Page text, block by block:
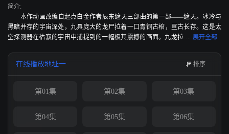
简介:
本作动画改编自起点白金作者辰东遮天三部曲的第一部——遮天。冰冷与
黑暗并存的宇宙深处，九具庞大的龙尸拉着一口青铜古棺，亘古长存。这是太
空探测器在枯寂的宇宙中捕捉到的一幅极其震撼的画面。九龙拉
陆离，神秘无尽。热血似火山沸腾，激情若瀚海汹涌，欲望如深渊无止境登天
路，踏歌行。
在线播放地址一 排序
第01集 第02集 第03集
第04集 第05集 第06集